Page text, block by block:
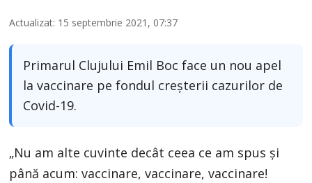
Actualizat: 15 septembrie 2021, 07:37
Primarul Clujului Emil Boc face un nou apel
la vaccinare pe fondul creșterii cazurilor de
Covid-19.
„Nu am alte cuvinte decât ceea ce am spus și
până acum: vaccinare, vaccinare, vaccinare!